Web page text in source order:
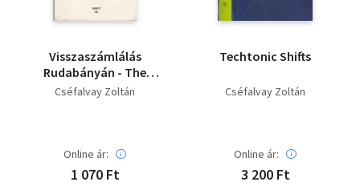
Visszaszámlálás
Rudabányán - The
Rudabánya
Cséfalvay Zoltán
Online ár:
1 070 Ft
Techtonic Shifts
Cséfalvay Zoltán
Online ár:
3 200 Ft